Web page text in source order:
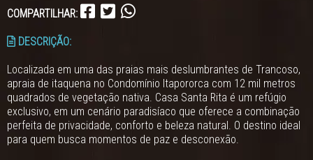
COMPARTILHAR:
DESCRIÇÃO:
Localizada em uma das praias mais deslumbrantes de Trancoso,
apraia de itaquena no Condomínio Itapororca com 12 mil metros
quadrados de vegetação nativa. Casa Santa Rita é um refúgio
exclusivo, em um cenário paradisíaco que oferece a combinação
perfeita de privacidade, conforto e beleza natural. O destino ideal
para quem busca momentos de paz e desconexão.